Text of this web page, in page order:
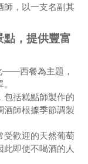
師，以一支名副其
點，提供豐富
——西餐為主題，
包括糕點師製作的
酒師根據季節調製
受歡迎的天然葡萄
即使不喝酒的人